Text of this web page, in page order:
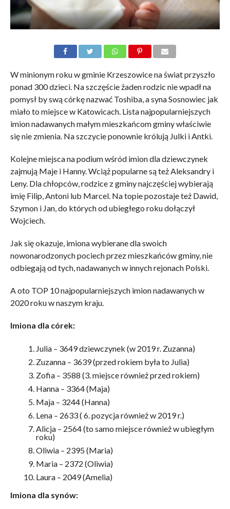
W minionym roku w gminie Krzeszowice na świat przyszło
ponad 300 dzieci. Na szczęście żaden rodzic nie wpadł na
pomysł by swą córkę nazwać Toshiba, a syna Sosnowiec jak
miało to miejsce w Katowicach. Lista najpopularniejszych
imion nadawanych małym mieszkańcom gminy właściwie
się nie zmienia. Na szczycie ponownie królują Julki i Antki.
Kolejne miejsca na podium wśród imion dla dziewczynek
zajmują Maje i Hanny. Wciąż popularne są też Aleksandry i
Leny. Dla chłopców, rodzice z gminy najczęściej wybierają
imię Filip, Antoni lub Marcel. Na topie pozostaje też Dawid,
Szymon i Jan, do których od ubiegłego roku dołączył
Wojciech.
Jak się okazuje, imiona wybierane dla swoich
nowonarodzonych pociech przez mieszkańców gminy, nie
odbiegają od tych, nadawanych w innych rejonach Polski.
A oto TOP 10 najpopularniejszych imion nadawanych w
2020 roku w naszym kraju.
Imiona dla córek:
Julia – 3649 dziewczynek (w 2019 r. Zuzanna)
Zuzanna – 3639 (przed rokiem była to Julia)
Zofia – 3588 (3. miejsce również przed rokiem)
Hanna – 3364 (Maja)
Maja – 3244 (Hanna)
Lena – 2633 ( 6. pozycja również w 2019 r.)
Alicja – 2564 (to samo miejsce również w ubiegłym
roku)
Oliwia – 2395 (Maria)
Maria – 2372 (Oliwia)
Laura – 2049 (Amelia)
Imiona dla synów: